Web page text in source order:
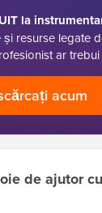
la
resurse legate
ar
acum
de ajutor